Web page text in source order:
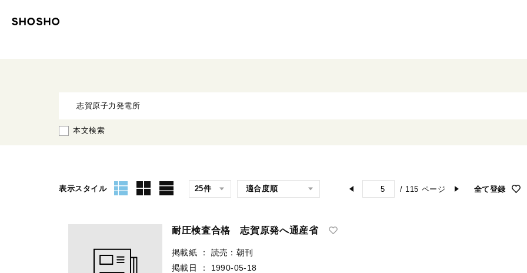
本文検索
表示スタイル / 115 ページ 全て登録
耐圧検査合格 志賀原発へ通産省
掲載紙 ：
読売：朝刊
掲載日
：
1990-05-18